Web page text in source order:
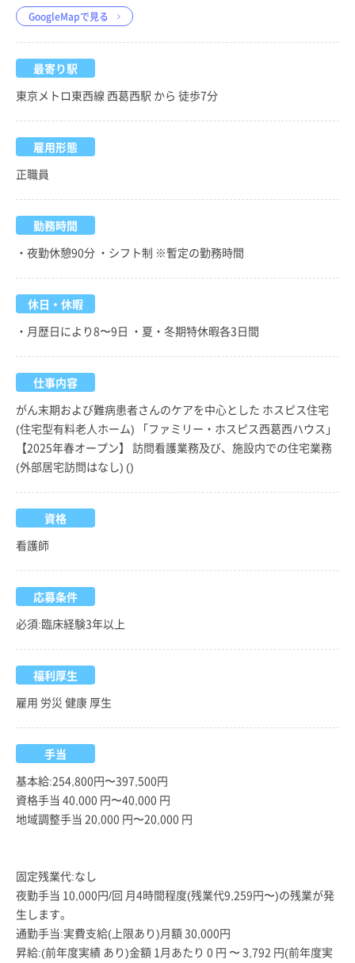
GoogleMapで見る
最寄り駅
東京メトロ東西線 西葛西駅 から 徒歩7分
雇用形態
正職員
勤務時間
・夜勤休憩90分 ・シフト制 ※暫定の勤務時間
休日・休暇
・月歴日により8〜9日 ・夏・冬期特休暇各3日間
仕事内容
がん末期および難病患者さんのケアを中心とした ホスピス住宅
(住宅型有料老人ホーム) 「ファミリー・ホスピス西葛西ハウス」
【2025年春オープン】 訪問看護業務及び、施設内での住宅業務
(外部居宅訪問はなし) ()
資格
看護師
応募条件
必須:臨床経験3年以上
福利厚生
雇用 労災 健康 厚生
手当
基本給:254,800円〜397,500円
資格手当 40,000 円〜40,000 円
地域調整手当 20,000 円〜20,000 円
固定残業代:なし
夜勤手当 10,000円/回 月4時間程度(残業代9,259円〜)の残業が発
生します。
通勤手当:実費支給(上限あり)月額 30,000円
昇給:(前年度実績 あり)金額 1月あたり 0 円 〜 3,792 円(前年度実